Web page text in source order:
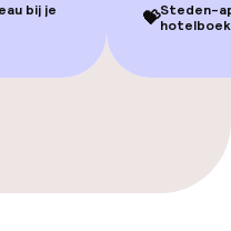
bij je
💝Steden-